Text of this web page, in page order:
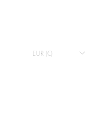
EUR (€)